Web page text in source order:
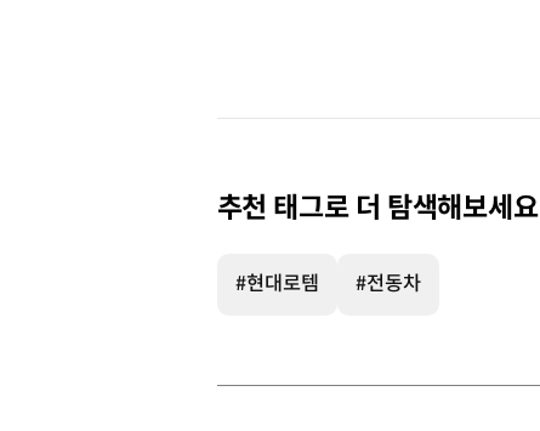
추천 태그로 더 탐색해보세요
#현대로템 #전동차